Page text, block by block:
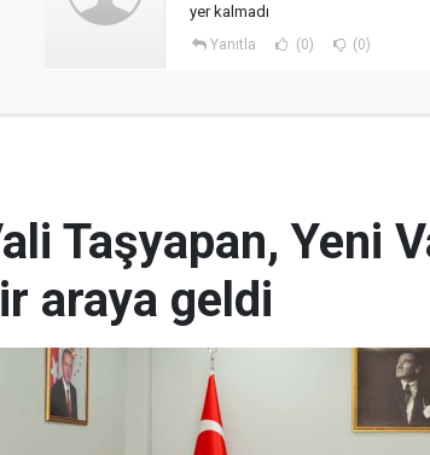
yer kalmadı
Yanıtla (0) (0)
Taşyapan, Yeni
araya geldi